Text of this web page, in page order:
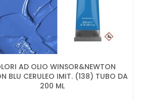
AD OLIO WINSOR&NEWTON
BLU CERULEO IMIT. (138) TUBO DA
200 ML